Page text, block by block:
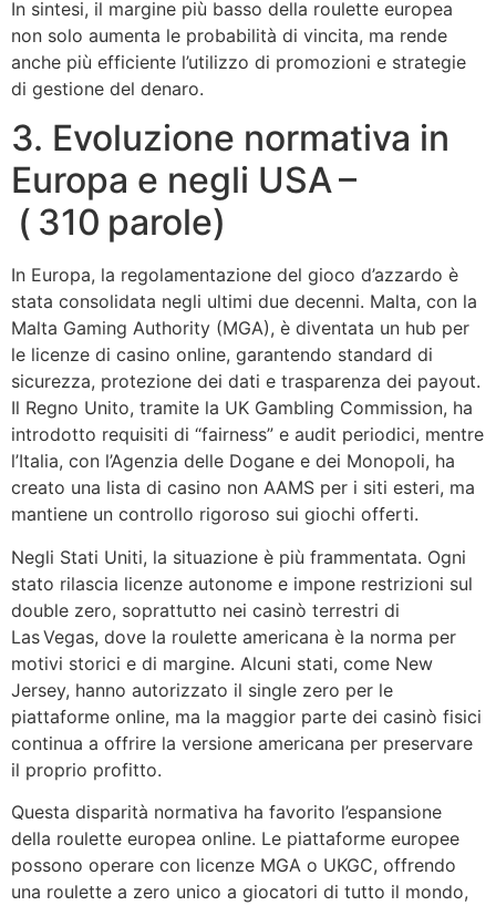
In sintesi, il margine più basso della roulette europea
non solo aumenta le probabilità di vincita, ma rende
anche più efficiente l’utilizzo di promozioni e strategie
di gestione del denaro.
3. Evoluzione normativa in
Europa e negli USA –
( 310 parole)
In Europa, la regolamentazione del gioco d’azzardo è
stata consolidata negli ultimi due decenni. Malta, con la
Malta Gaming Authority (MGA), è diventata un hub per
le licenze di casino online, garantendo standard di
sicurezza, protezione dei dati e trasparenza dei payout.
Il Regno Unito, tramite la UK Gambling Commission, ha
introdotto requisiti di “fairness” e audit periodici, mentre
l’Italia, con l’Agenzia delle Dogane e dei Monopoli, ha
creato una lista di casino non AAMS per i siti esteri, ma
mantiene un controllo rigoroso sui giochi offerti.
Negli Stati Uniti, la situazione è più frammentata. Ogni
stato rilascia licenze autonome e impone restrizioni sul
double zero, soprattutto nei casinò terrestri di
Las Vegas, dove la roulette americana è la norma per
motivi storici e di margine. Alcuni stati, come New
Jersey, hanno autorizzato il single zero per le
piattaforme online, ma la maggior parte dei casinò fisici
continua a offrire la versione americana per preservare
il proprio profitto.
Questa disparità normativa ha favorito l’espansione
della roulette europea online. Le piattaforme europee
possono operare con licenze MGA o UKGC, offrendo
una roulette a zero unico a giocatori di tutto il mondo,